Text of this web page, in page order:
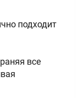
подходит
все